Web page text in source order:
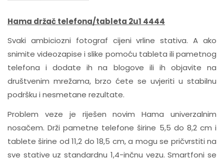
Hama držač telefona/tableta 2u1 4444
Svaki ambiciozni fotograf cijeni vrline stativa. A ako
snimite videozapise i slike pomoću tableta ili pametnog
telefona i dodate ih na blogove ili ih objavite na
društvenim mrežama, brzo ćete se uvjeriti u stabilnu
podršku i nesmetane rezultate.
Problem veze je riješen novim Hama univerzalnim
nosačem. Drži pametne telefone širine 5,5 do 8,2 cm i
tablete širine od 11,2 do 18,5 cm, a mogu se pričvrstiti na
sve stative uz standardnu 1,4-inčnu vezu. Smartfoni se